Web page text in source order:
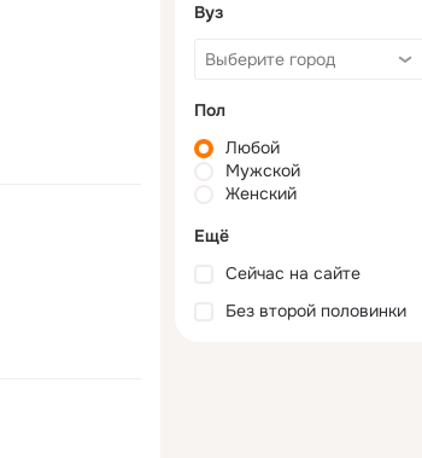
Вуз
Пол
Любой
Мужской
Женский
Ещё
Сейчас на сайте
Без второй половинки